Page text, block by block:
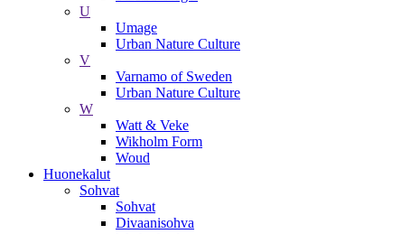
U
Umage
Urban Nature Culture
V
Varnamo of Sweden
Urban Nature Culture
W
Watt & Veke
Wikholm Form
Woud
Huonekalut
Sohvat
Sohvat
Divaanisohva